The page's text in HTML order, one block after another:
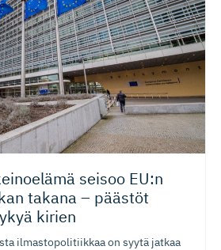
seisoo EU:n
takana – päästöt
kirien
ilmastopolitiikkaa on syytä jatkaa